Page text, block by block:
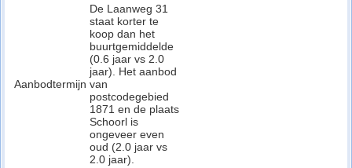
Aanbodtermijn
De Laanweg 31
staat korter te
koop dan het
buurtgemiddelde
(0.6 jaar vs 2.0
jaar). Het aanbod
van
postcodegebied
1871 en de plaats
Schoorl is
ongeveer even
oud (2.0 jaar vs
2.0 jaar).